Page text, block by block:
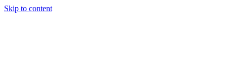
Skip to content